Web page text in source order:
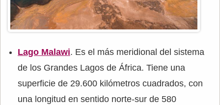
Lago Malawi. Es el más meridional del sistema
de los Grandes Lagos de África. Tiene una
superficie de 29.600 kilómetros cuadrados, con
una longitud en sentido norte-sur de 580